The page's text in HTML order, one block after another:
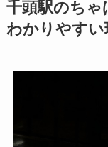
千頭駅のちゃ
わかりやすい